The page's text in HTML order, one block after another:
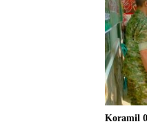
Koramil